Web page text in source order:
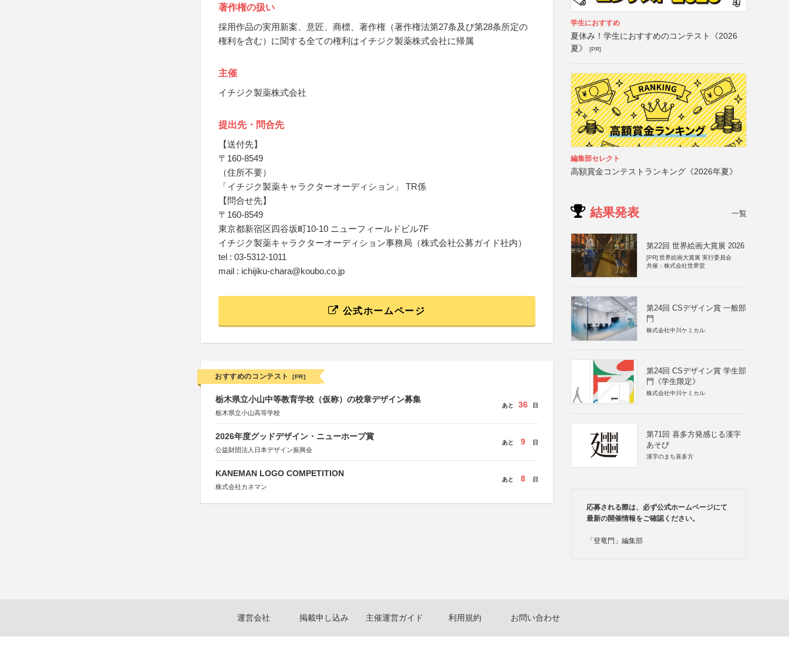
著作権の扱い
採用作品の実用新案、意匠、商標、著作権（著作権法第27条及び第28条所定の
権利を含む）に関する全ての権利はイチジク製薬株式会社に帰属
主催
イチジク製薬株式会社
提出先・問合先
【送付先】
〒160-8549
（住所不要）
「イチジク製薬キャラクターオーディション」 TR係
【問合せ先】
〒160-8549
東京都新宿区四谷坂町10-10 ニューフィールドビル7F
イチジク製薬キャラクターオーディション事務局（株式会社公募ガイド社内）
tel : 03-5312-1011
mail : ichijiku-chara@koubo.co.jp
公式ホームページ
おすすめのコンテスト [PR]
栃木県立小山中等教育学校（仮称）の校章デザイン募集
栃木県立小山高等学校
あと 36 日
2026年度グッドデザイン・ニューホープ賞
公益財団法人日本デザイン振興会
あと 9 日
KANEMAN LOGO COMPETITION
株式会社カネマン
あと 8 日
学生におすすめ
夏休み！学生におすすめのコンテスト《2026
夏》
[PR]
編集部セレクト
高額賞金コンテストランキング《2026年夏》
結果発表 一覧
第22回 世界絵画大賞展 2026
[PR] 世界絵画大賞展 実行委員会
共催：株式会社世界堂
第24回 CSデザイン賞 一般部
門
株式会社中川ケミカル
第24回 CSデザイン賞 学生部
門《学生限定》
株式会社中川ケミカル
第71回 喜多方発感じる漢字
あそび
漢字のまち喜多方
応募される際は、必ず公式ホームページにて
最新の開催情報をご確認ください。
「登竜門」編集部
運営会社 掲載申し込み 主催運営ガイド 利用規約 お問い合わせ